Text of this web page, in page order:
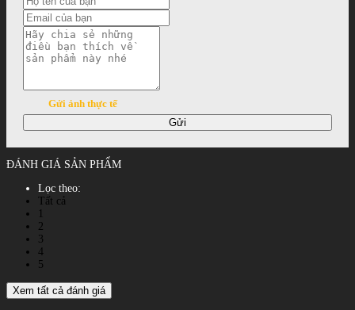
Gửi ảnh thực tế
Gửi
ĐÁNH GIÁ SẢN PHẨM
Lọc theo:
Tất cả
2
3
4
5
Xem tất cả đánh giá